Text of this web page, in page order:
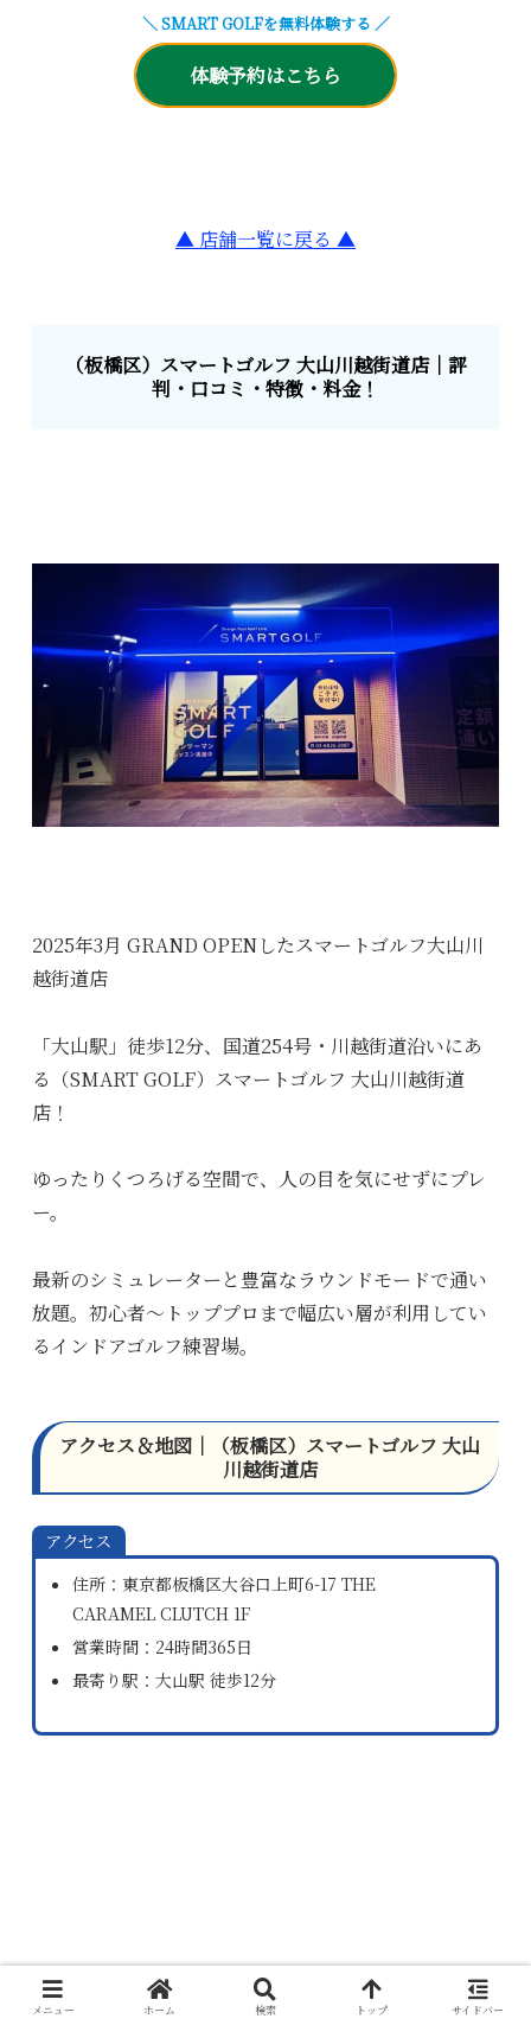
＼ SMART GOLFを無料体験する ／
体験予約はこちら
▲ 店舗一覧に戻る ▲
（板橋区）スマートゴルフ 大山川越街道店｜評
判・口コミ・特徴・料金！
2025年3月 GRAND OPENしたスマートゴルフ大山川
越街道店
「大山駅」徒歩12分、国道254号・川越街道沿いにあ
る（SMART GOLF）スマートゴルフ 大山川越街道
店！
ゆったりくつろげる空間で、人の目を気にせずにプレ
ー。
最新のシミュレーターと豊富なラウンドモードで通い
放題。初心者～トッププロまで幅広い層が利用してい
るインドアゴルフ練習場。
アクセス＆地図｜（板橋区）スマートゴルフ 大山
川越街道店
アクセス
住所：東京都板橋区大谷口上町6-17 THE
CARAMEL CLUTCH 1F
営業時間：24時間365日
最寄り駅：大山駅 徒歩12分
メニュー ホーム 検索 トップ サイドバー